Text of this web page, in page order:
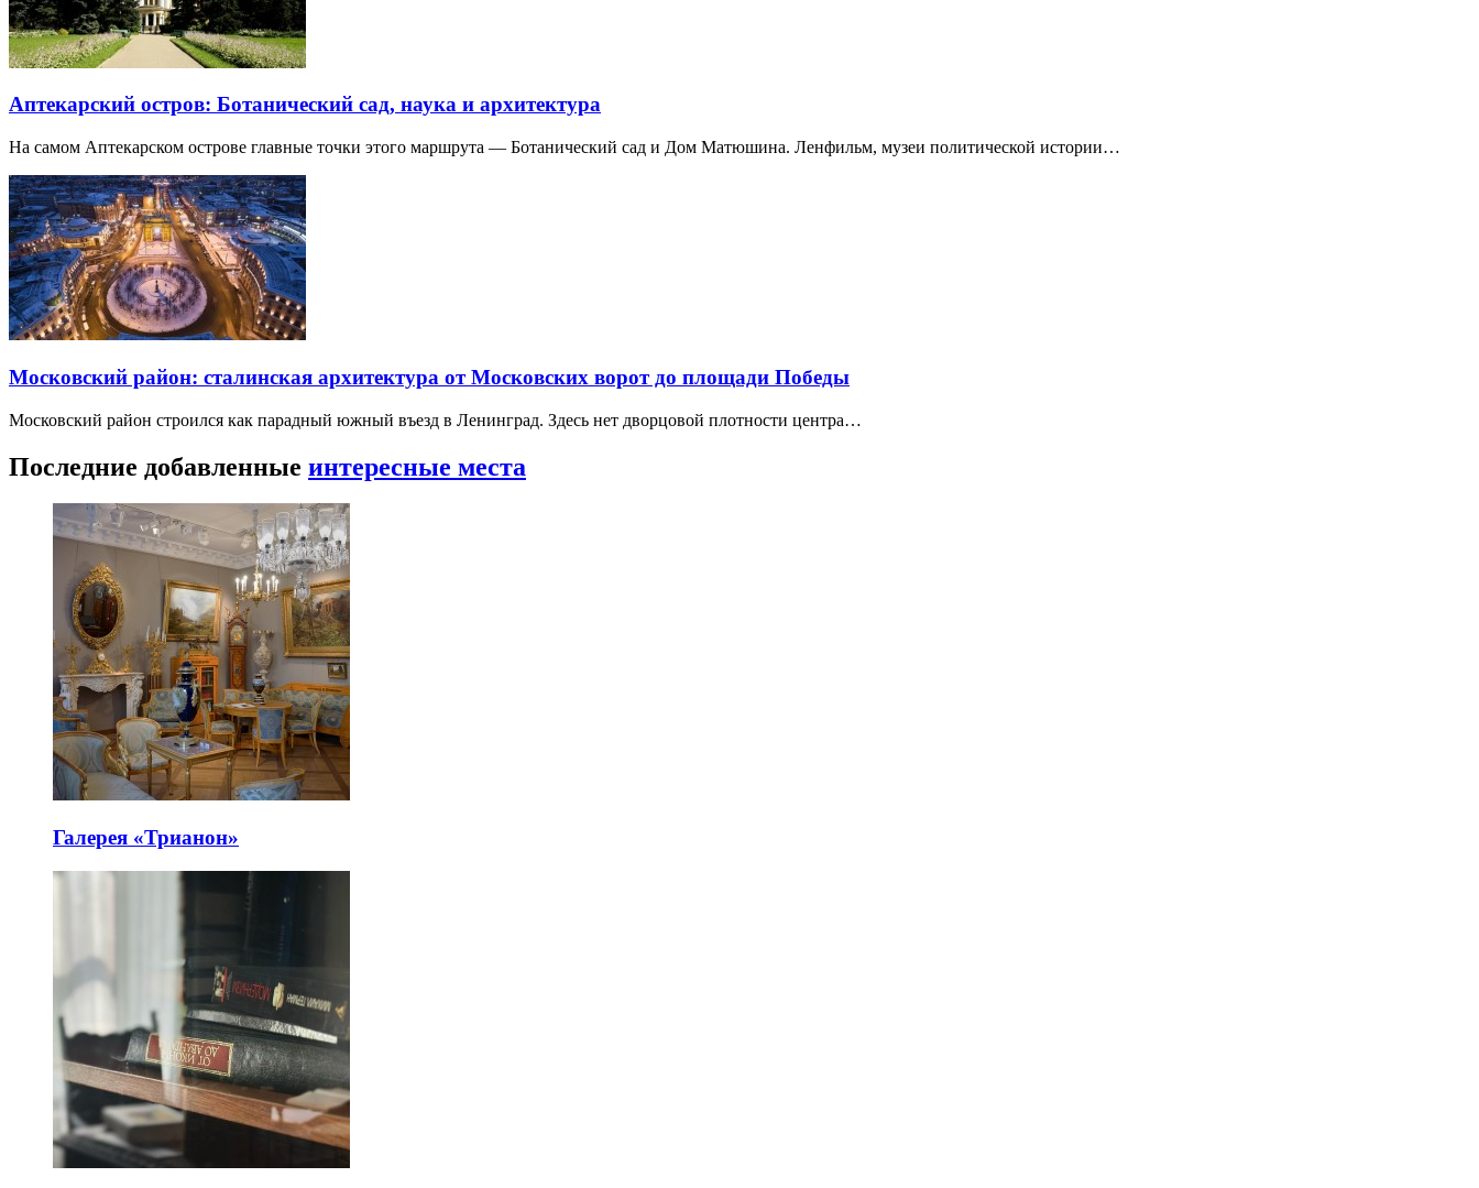
Аптекарский остров: Ботанический сад, наука и архитектура
На самом Аптекарском острове главные точки этого маршрута — Ботанический сад и Дом Матюшина. Ленфильм, музеи политической истории…
Московский район: сталинская архитектура от Московских ворот до площади Победы
Московский район строился как парадный южный въезд в Ленинград. Здесь нет дворцовой плотности центра…
Последние добавленные интересные места
Галерея «Трианон»